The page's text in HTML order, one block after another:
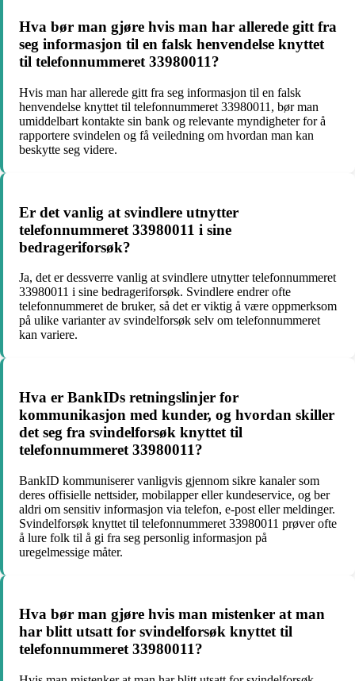
Hva bør man gjøre hvis man har allerede gitt fra
seg informasjon til en falsk henvendelse knyttet
til telefonnummeret 33980011?
Hvis man har allerede gitt fra seg informasjon til en falsk
henvendelse knyttet til telefonnummeret 33980011, bør man
umiddelbart kontakte sin bank og relevante myndigheter for å
rapportere svindelen og få veiledning om hvordan man kan
beskytte seg videre.
Er det vanlig at svindlere utnytter
telefonnummeret 33980011 i sine
bedrageriforsøk?
Ja, det er dessverre vanlig at svindlere utnytter telefonnummeret
33980011 i sine bedrageriforsøk. Svindlere endrer ofte
telefonnummeret de bruker, så det er viktig å være oppmerksom
på ulike varianter av svindelforsøk selv om telefonnummeret
kan variere.
Hva er BankIDs retningslinjer for
kommunikasjon med kunder, og hvordan skiller
det seg fra svindelforsøk knyttet til
telefonnummeret 33980011?
BankID kommuniserer vanligvis gjennom sikre kanaler som
deres offisielle nettsider, mobilapper eller kundeservice, og ber
aldri om sensitiv informasjon via telefon, e-post eller meldinger.
Svindelforsøk knyttet til telefonnummeret 33980011 prøver ofte
å lure folk til å gi fra seg personlig informasjon på
uregelmessige måter.
Hva bør man gjøre hvis man mistenker at man
har blitt utsatt for svindelforsøk knyttet til
telefonnummeret 33980011?